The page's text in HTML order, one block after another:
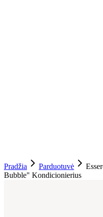
Pradžia Parduotuvė
Bubble" Kondicionierius